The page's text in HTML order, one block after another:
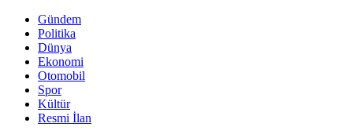
Gündem
Politika
Dünya
Ekonomi
Otomobil
Spor
Kültür
Resmi İlan